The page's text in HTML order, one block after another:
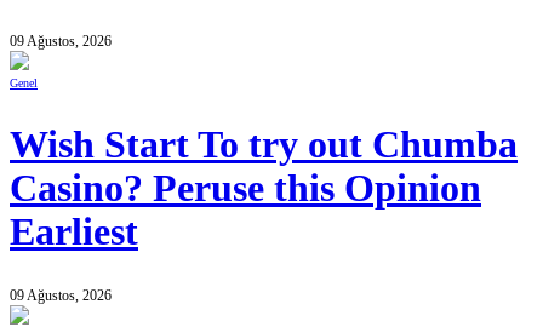
09 Ağustos, 2026
Genel
Wish Start To try out Chumba
Casino? Peruse this Opinion
Earliest
09 Ağustos, 2026